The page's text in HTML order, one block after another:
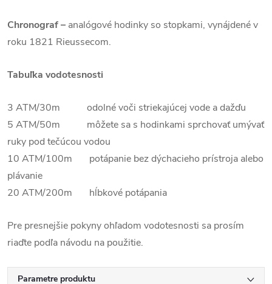
Chronograf – analógové hodinky so stopkami, vynájdené v
roku 1821 Rieussecom.
Tabuľka vodotesnosti
3 ATM/30m odolné voči striekajúcej vode a dažďu
5 ATM/50m môžete sa s hodinkami sprchovať umývať
ruky pod tečúcou vodou
10 ATM/100m potápanie bez dýchacieho prístroja alebo
plávanie
20 ATM/200m hĺbkové potápania
Pre presnejšie pokyny ohľadom vodotesnosti sa prosím
riaďte podľa návodu na použitie.
Parametre produktu